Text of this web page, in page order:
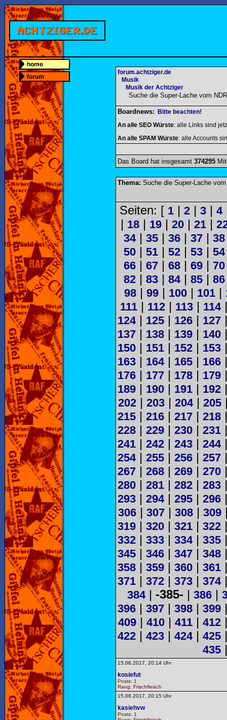
forum.achtziger.de
Musik
Musik der Achtziger
Suche die Super-Lache vom
Boardnews:
Bitte beachten!
An alle SEO Würste: alle Links sind
An alle SPAM Würste: alle Accounts
Das Board hat insgesamt 374295
Thema: Suche die Super-Lache
Seiten: [ 1| 2| 3| 4
| 18| 19| 20| 21|
34| 35 | 36 | 37 | 38
50 | 51 | 52 | 53 | 54
66 | 67 | 68 | 69 | 70
82 | 83 | 84| 85 | 86
98| 99| 100| 101|
111 | 112 | 113 | 114
124| 125 | 126 | 127
137 | 138 | 139 | 140
150 | 151 | 152 | 153
163 | 164| 165 | 166
176 | 177 | 178 | 179
189 | 190 | 191 | 192
202| 203| 204| 205
215 | 216 | 217 | 218
228 | 229 | 230 | 231
241 | 242 | 243 | 244
254| 255 | 256 | 257
267 | 268 | 269 | 270
280 | 281 | 282 | 283
293 | 294| 295 | 296
306| 307| 308| 309
319 | 320 | 321 | 322
332 | 333 | 334| 335
345 | 346 | 347 | 348
358 | 359 | 360 | 361
371 | 372 | 373 | 374
384| -385- | 386|
396 | 397 | 398 | 399
409| 410| 411| 412
422 | 423 | 424| 425
435
15.06.2017, 20:14 Uhr
kosiefut
Posts: 1
Rang: Frischfleisch
15.06.2017, 20:15 Uhr
kasiehvw
Posts: 1